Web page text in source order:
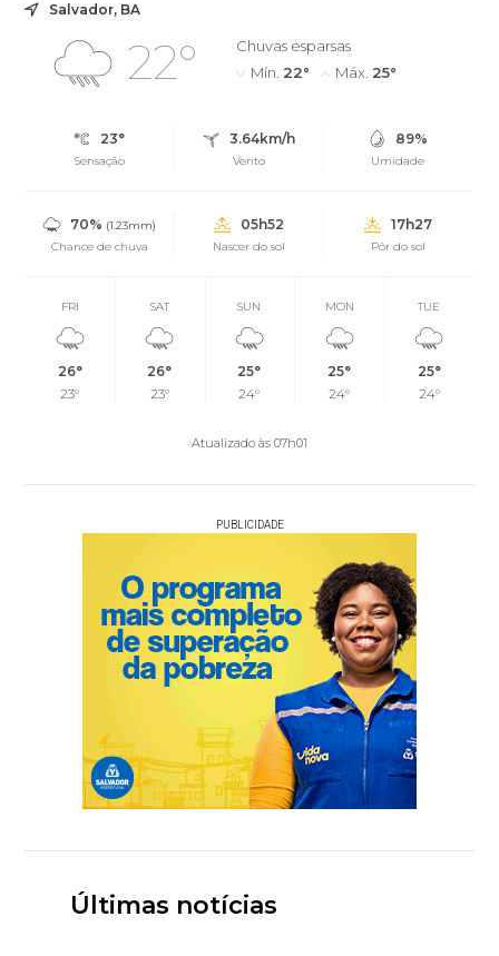
Salvador, BA
22°
Chuvas esparsas
Mín. 22° Máx. 25°
23°
Sensação
3.64km/h
Vento
89%
Umidade
70% (1.23mm)
Chance de chuva
05h52
Nascer do sol
17h27
Pôr do sol
FRI
26°
23°
SAT
26°
23°
SUN
25°
24°
MON
25°
24°
TUE
25°
24°
Atualizado às 07h01
PUBLICIDADE
Últimas notícias